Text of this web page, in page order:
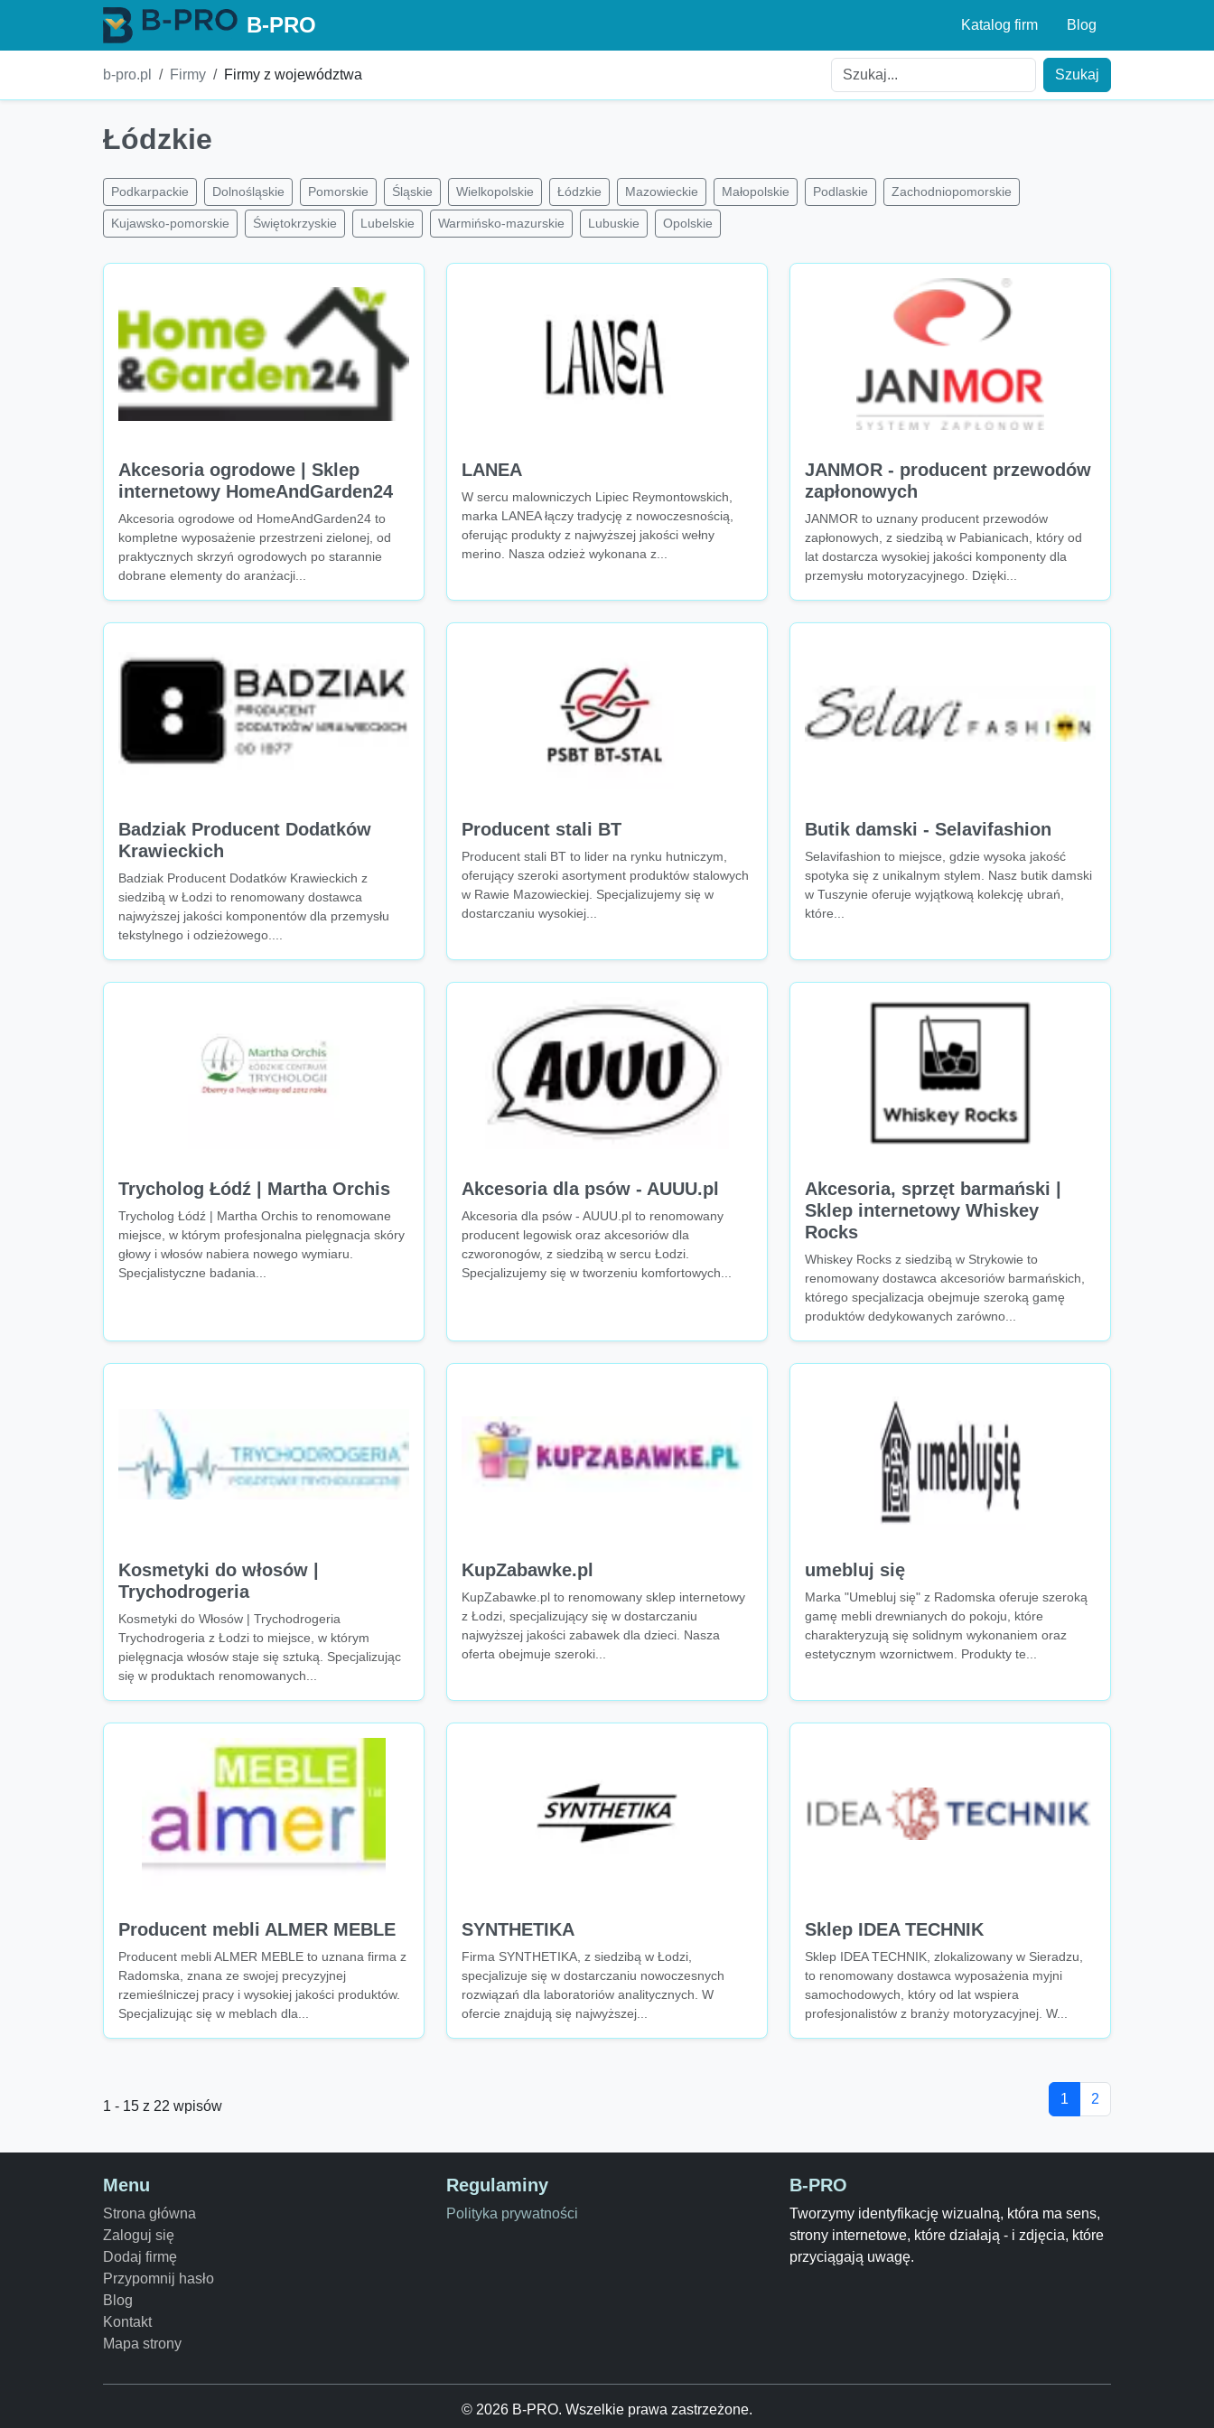
B-PRO Katalog firm Blog
b-pro.pl Firmy Firmy z województwa Szukaj
Łódzkie
Podkarpackie Dolnośląskie Pomorskie Śląskie Wielkopolskie Łódzkie Mazowieckie Małopolskie Podlaskie Zachodniopomorskie
Kujawsko-pomorskie Świętokrzyskie Lubelskie Warmińsko-mazurskie Lubuskie Opolskie
Akcesoria ogrodowe | Sklep
internetowy HomeAndGarden24
Akcesoria ogrodowe od HomeAndGarden24 to
kompletne wyposażenie przestrzeni zielonej, od
praktycznych skrzyń ogrodowych po starannie
dobrane elementy do aranżacji...
LANEA
W sercu malowniczych Lipiec Reymontowskich,
marka LANEA łączy tradycję z nowoczesnością,
oferując produkty z najwyższej jakości wełny
merino. Nasza odzież wykonana z...
JANMOR - producent przewodów
zapłonowych
JANMOR to uznany producent przewodów
zapłonowych, z siedzibą w Pabianicach, który od
lat dostarcza wysokiej jakości komponenty dla
przemysłu motoryzacyjnego. Dzięki...
Badziak Producent Dodatków
Krawieckich
Badziak Producent Dodatków Krawieckich z
siedzibą w Łodzi to renomowany dostawca
najwyższej jakości komponentów dla przemysłu
tekstylnego i odzieżowego....
Producent stali BT
Producent stali BT to lider na rynku hutniczym,
oferujący szeroki asortyment produktów stalowych
w Rawie Mazowieckiej. Specjalizujemy się w
dostarczaniu wysokiej...
Butik damski - Selavifashion
Selavifashion to miejsce, gdzie wysoka jakość
spotyka się z unikalnym stylem. Nasz butik damski
w Tuszynie oferuje wyjątkową kolekcję ubrań,
które...
Trycholog Łódź | Martha Orchis
Trycholog Łódź | Martha Orchis to renomowane
miejsce, w którym profesjonalna pielęgnacja skóry
głowy i włosów nabiera nowego wymiaru.
Specjalistyczne badania...
Akcesoria dla psów - AUUU.pl
Akcesoria dla psów - AUUU.pl to renomowany
producent legowisk oraz akcesoriów dla
czworonogów, z siedzibą w sercu Łodzi.
Specjalizujemy się w tworzeniu komfortowych...
Akcesoria, sprzęt barmański |
Sklep internetowy Whiskey
Rocks
Whiskey Rocks z siedzibą w Strykowie to
renomowany dostawca akcesoriów barmańskich,
którego specjalizacja obejmuje szeroką gamę
produktów dedykowanych zarówno...
Kosmetyki do włosów |
Trychodrogeria
Kosmetyki do Włosów | Trychodrogeria
Trychodrogeria z Łodzi to miejsce, w którym
pielęgnacja włosów staje się sztuką. Specjalizując
się w produktach renomowanych...
KupZabawke.pl
KupZabawke.pl to renomowany sklep internetowy
z Łodzi, specjalizujący się w dostarczaniu
najwyższej jakości zabawek dla dzieci. Nasza
oferta obejmuje szeroki...
umebluj się
Marka "Umebluj się" z Radomska oferuje szeroką
gamę mebli drewnianych do pokoju, które
charakteryzują się solidnym wykonaniem oraz
estetycznym wzornictwem. Produkty te...
Producent mebli ALMER MEBLE
Producent mebli ALMER MEBLE to uznana firma z
Radomska, znana ze swojej precyzyjnej
rzemieślniczej pracy i wysokiej jakości produktów.
Specjalizując się w meblach dla...
SYNTHETIKA
Firma SYNTHETIKA, z siedzibą w Łodzi,
specjalizuje się w dostarczaniu nowoczesnych
rozwiązań dla laboratoriów analitycznych. W
ofercie znajdują się najwyższej...
Sklep IDEA TECHNIK
Sklep IDEA TECHNIK, zlokalizowany w Sieradzu,
to renomowany dostawca wyposażenia myjni
samochodowych, który od lat wspiera
profesjonalistów z branży motoryzacyjnej. W...
1 - 15 z 22 wpisów 1 2
Menu
Strona główna
Zaloguj się
Dodaj firmę
Przypomnij hasło
Blog
Kontakt
Mapa strony
Regulaminy
Polityka prywatności
B-PRO
Tworzymy identyfikację wizualną, która ma sens,
strony internetowe, które działają - i zdjęcia, które
przyciągają uwagę.
© 2026 B-PRO. Wszelkie prawa zastrzeżone.